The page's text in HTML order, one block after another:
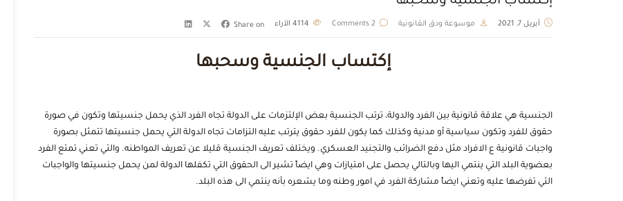
أبريل 7, 2021 موسوعة ودق القانونية 2 Comments الآراء Share on
إكتساب الجنسية وسحبها
الجنسية هي علاقة قانونية بين الفرد والدولة، ترتب الجنسية بعض الإلتزمات على الدولة تجاه الفرد الذي يحمل جنسيتها وتكون في صورة
حقوق للفرد وتكون سياسية أو مدنية وكذلك كما يكون للفرد حقوق يترتب عليه التزامات تجاه الدولة التي يحمل جنسيتها تتمثل بصورة
واجبات قانونية ع الافراد مثل دفع الضرائب والتجنيد العسكري. ويختلف تعريف الجنسية قليلا عن تعريف المواطنه. والتي تعني تمتع الفرد
بعضوية البلد التي ينتمي اليها وبالتالي يحصل على امتيازات وهي ايضاً تشير الى الحقوق التي تكفلها الدولة لمن يحمل جنسيتها والواجبات
التي تفرضها عليه وتعني ايضاً مشاركة الفرد في امور وطنه وما يشعره بأنه ينتمي الى هذه البلد.